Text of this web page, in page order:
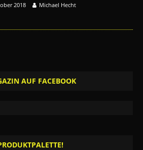
2018 Michael Hecht
AUF FACEBOOK